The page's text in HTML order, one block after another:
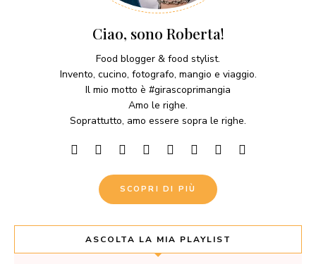
Ciao, sono Roberta!
Food blogger & food stylist.
Invento, cucino, fotografo, mangio e viaggio.
Il mio motto è #girascoprimangia
Amo le righe.
Soprattutto, amo essere sopra le righe.
SCOPRI DI PIÙ
ASCOLTA LA MIA PLAYLIST